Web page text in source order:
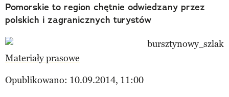
Polecane
Pomorskie to region chętnie odwiedzany przez
polskich i zagranicznych turystów
Materiały prasowe
Opublikowano: 10.09.2014, 11:00